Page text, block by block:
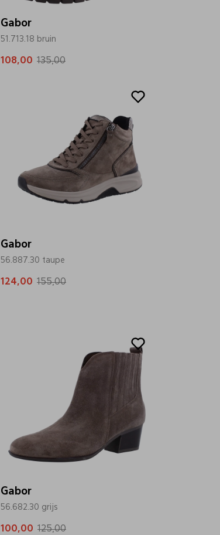
Gabor
51.713.18 bruin
108,00 135,00
Gabor
56.887.30 taupe
124,00 155,00
Gabor
56.682.30 grijs
100,00 125,00